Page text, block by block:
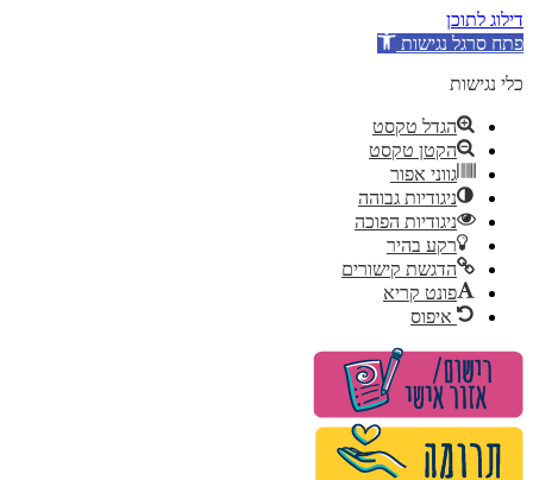
דילוג לתוכן
פתח סרגל נגישות
כלי נגישות
הגדל טקסט
הקטן טקסט
גווני אפור
ניגודיות גבוהה
ניגודיות הפוכה
רקע בהיר
הדגשת קישורים
פונט קריא
איפוס
דלג